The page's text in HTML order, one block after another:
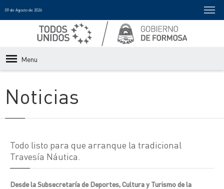
09 de Agosto de 2026
Menu
Noticias
Todo listo para que arranque la tradicional
Travesía Náutica.
Desde la Subsecretaría de Deportes, Cultura y Turismo de la